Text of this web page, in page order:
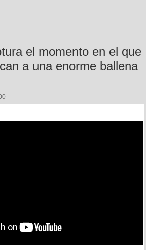
el momento en el que
a una enorme ballena